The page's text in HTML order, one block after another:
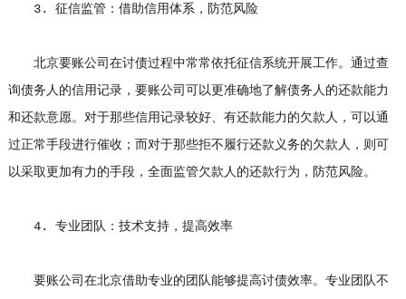
3. 征信监管：借助信用体系，防范风险
北京要账公司在讨债过程中常常依托征信系统开展工作。通过查
询债务人的信用记录，要账公司可以更准确地了解债务人的还款能力
和还款意愿。对于那些信用记录较好、有还款能力的欠款人，可以通
过正常手段进行催收；而对于那些拒不履行还款义务的欠款人，则可
以采取更加有力的手段，全面监管欠款人的还款行为，防范风险。
4. 专业团队：技术支持，提高效率
要账公司在北京借助专业的团队能够提高讨债效率。专业团队不